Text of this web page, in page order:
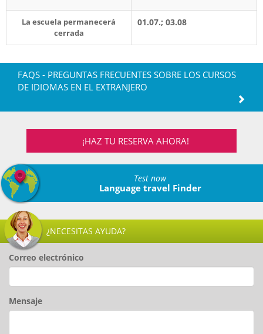
La escuela permanecerá
cerrada
01.07.; 03.08
FAQS - PREGUNTAS FRECUENTES SOBRE LOS CURSOS
DE IDIOMAS EN EL EXTRANJERO
¡HAZ TU RESERVA AHORA!
Test now
Language travel Finder
¿NECESITAS AYUDA?
Correo electrónico
Mensaje